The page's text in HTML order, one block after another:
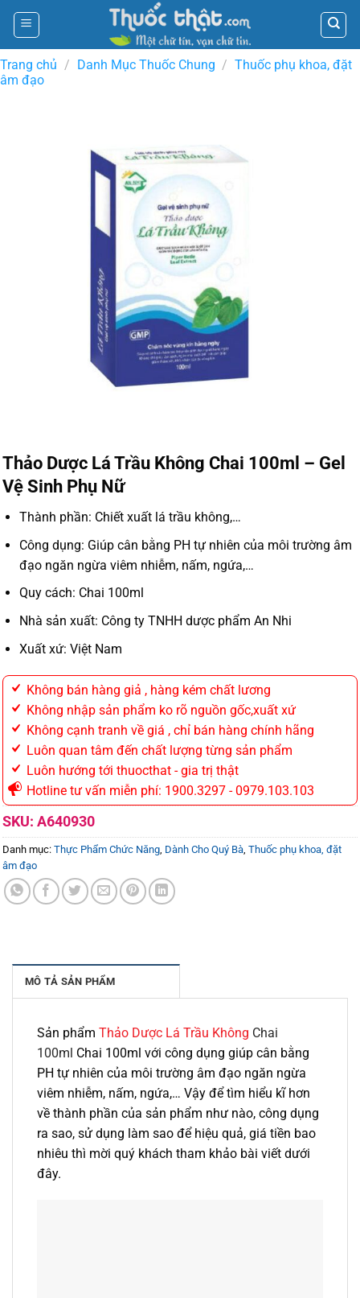
Skip
content
Trang chủ / Danh Mục Thuốc Chung / Thuốc phụ khoa, đặt
âm đạo
Thảo Dược Lá Trầu Không Chai 100ml – Gel
Vệ Sinh Phụ Nữ
Thành phần: Chiết xuất lá trầu không,…
Công dụng: Giúp cân bằng PH tự nhiên của môi trường âm
đạo ngăn ngừa viêm nhiễm, nấm, ngứa,…
Quy cách: Chai 100ml
Nhà sản xuất: Công ty TNHH dược phẩm An Nhi
Xuất xứ: Việt Nam
Không bán hàng giả , hàng kém chất lương
Không nhập sản phẩm ko rõ nguồn gốc,xuất xứ
Không cạnh tranh về giá , chỉ bán hàng chính hãng
Luôn quan tâm đến chất lượng từng sản phẩm
Luôn hướng tới thuocthat - gia trị thật
Hotline tư vấn miễn phí: 1900.3297 - 0979.103.103
SKU: A640930
Danh mục: Thực Phẩm Chức Năng, Dành Cho Quý Bà, Thuốc phụ khoa, đặt
âm đạo
MÔ TẢ SẢN PHẨM
Sản phẩm Thảo Dược Lá Trầu Không Chai
100ml Chai 100ml với công dụng giúp cân bằng
PH tự nhiên của môi trường âm đạo ngăn ngừa
viêm nhiễm, nấm, ngứa,… Vậy để tìm hiểu kĩ hơn
về thành phần của sản phẩm như nào, công dụng
ra sao, sử dụng làm sao để hiệu quả, giá tiền bao
nhiêu thì mời quý khách tham khảo bài viết dưới
đây.